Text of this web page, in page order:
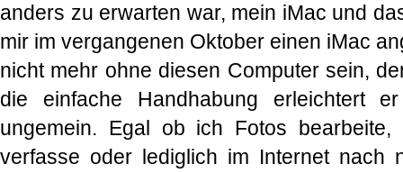
anders zu erwarten war, mein iMac und
mir im vergangenen Oktober einen iMac
nicht mehr ohne diesen Computer sein,
die einfache Handhabung erleichtert
ungemein. Egal ob ich Fotos bearbeite,
verfasse oder lediglich im Internet nach